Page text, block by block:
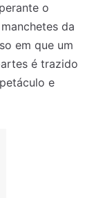
o
da
em que um
é trazido
e